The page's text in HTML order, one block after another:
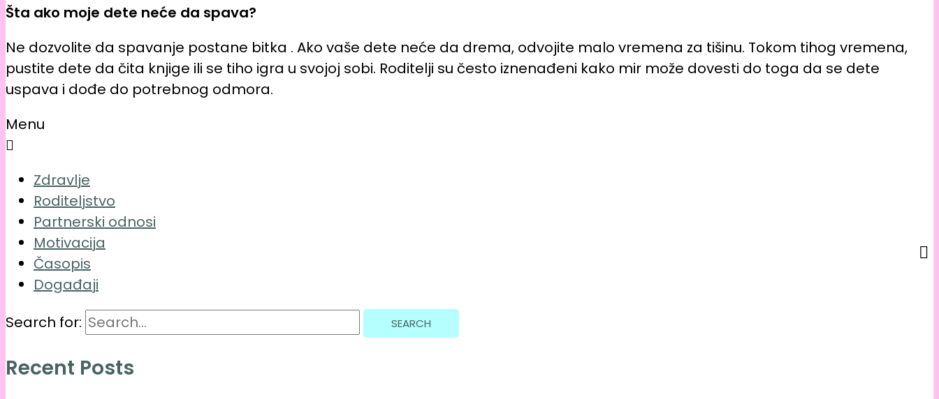
Šta ako moje dete neće da spava?
Ne dozvolite da spavanje postane bitka . Ako vaše dete neće da drema, odvojite malo vremena za tišinu. Tokom tihog vremena,
pustite dete da čita knjige ili se tiho igra u svojoj sobi. Roditelji su često iznenađeni kako mir može dovesti do toga da se dete
uspava i dođe do potrebnog odmora.
Menu
Zdravlje
Roditeljstvo
Partnerski odnosi
Motivacija
Časopis
Događaji
Search for:
Recent Posts